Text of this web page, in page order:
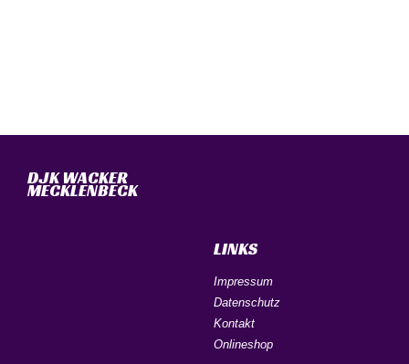
DJK WACKER
MECKLENBECK
LINKS
Impressum
Datenschutz
Kontakt
Onlineshop